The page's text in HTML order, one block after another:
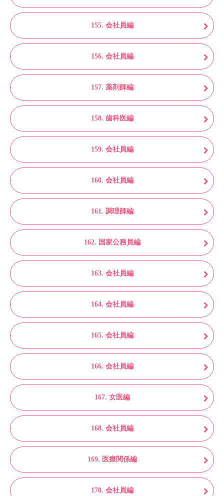
155. 会社員編
156. 会社員編
157. 薬剤師編
158. 歯科医編
159. 会社員編
160. 会社員編
161. 調理師編
162. 国家公務員編
163. 会社員編
164. 会社員編
165. 会社員編
166. 会社員編
167. 女医編
168. 会社員編
169. 医療関係編
170. 会社員編